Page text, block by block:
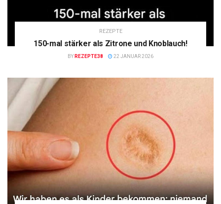
REZEPTE
150-mal stärker als Zitrone und Knoblauch!
BY REZEPTE38 22 JANUAR 2026